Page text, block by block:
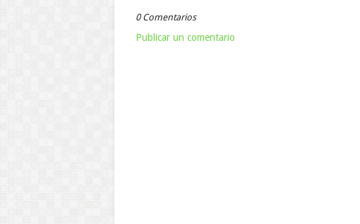
0 Comentarios
Publicar un comentario